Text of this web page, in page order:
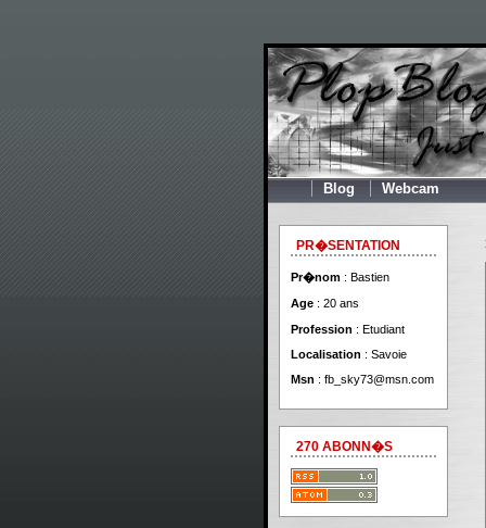
Blog Webcam
PR�SENTATION
Pr�nom : Bastien
Age : 20 ans
Profession : Etudiant
Localisation : Savoie
Msn : fb_sky73@msn.com
270 ABONN�S